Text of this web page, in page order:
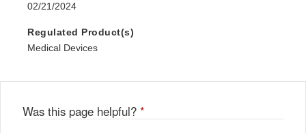
02/21/2024
Regulated Product(s)
Medical Devices
Was this page helpful? *